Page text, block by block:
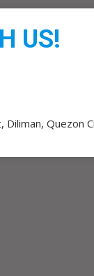
US!
Diliman, Quezon